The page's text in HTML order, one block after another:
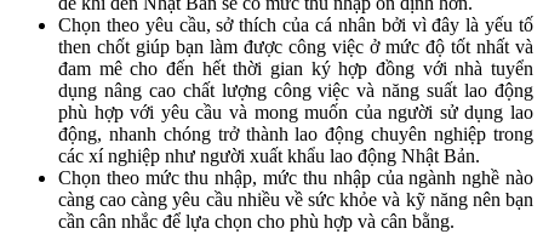
Chọn theo yêu cầu, sở thích của cá nhân bởi vì đây là yếu tố
then chốt giúp bạn làm được công việc ở mức độ tốt nhất và
đam mê cho đến hết thời gian ký hợp đồng với nhà tuyển
dụng nâng cao chất lượng công việc và năng suất lao động
phù hợp với yêu cầu và mong muốn của người sử dụng lao
động, nhanh chóng trở thành lao động chuyên nghiệp trong
các xí nghiệp như người xuất khẩu lao động Nhật Bản.
Chọn theo mức thu nhập, mức thu nhập của ngành nghề nào
càng cao càng yêu cầu nhiều về sức khỏe và kỹ năng nên bạn
cần cân nhắc để lựa chọn cho phù hợp và cân bằng.